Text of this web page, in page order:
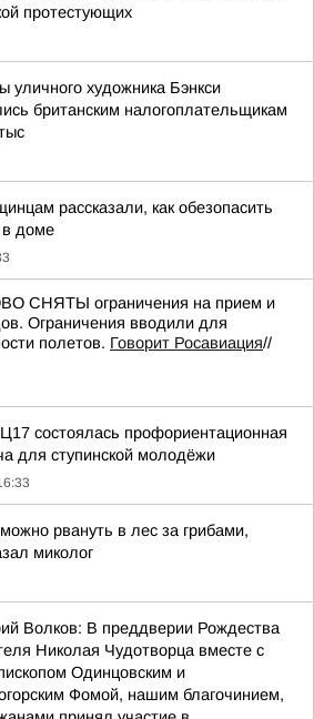
протестующих
уличного художника Бэнкси
британским налогоплательщикам
рассказали, как обезопасить
в доме
СНЯТЫ ограничения на прием и
Ограничения вводили для
полетов. Говорит Росавиация//
состоялась профориентационная
для ступинской молодёжи
рвануть в лес за грибами,
миколог
Волков: В преддверии Рождества
Николая Чудотворца вместе с
Одинцовским и
Фомой, нашим благочинием,